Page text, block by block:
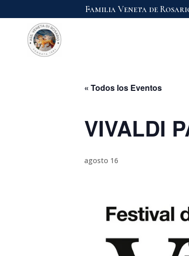
Familia Veneta de
« Todos los Eventos
VIVALDI
agosto 16